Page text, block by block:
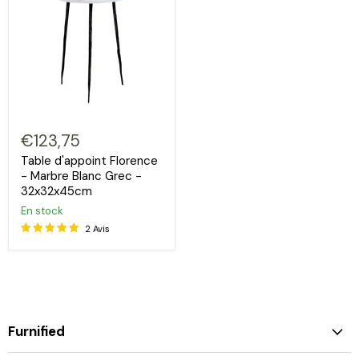
€123,75
Table d'appoint Florence
- Marbre Blanc Grec -
32x32x45cm
En stock
2 Avis
Furnified